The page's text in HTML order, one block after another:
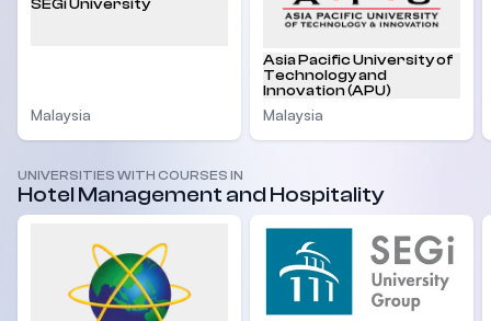
SEGi University
Malaysia
Asia Pacific University of
Technology and
Innovation (APU)
Malaysia
UNIVERSITIES WITH COURSES IN
Hotel Management and Hospitality